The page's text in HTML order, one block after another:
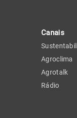
Canais
Agroclima
Agrotalk
Rádio